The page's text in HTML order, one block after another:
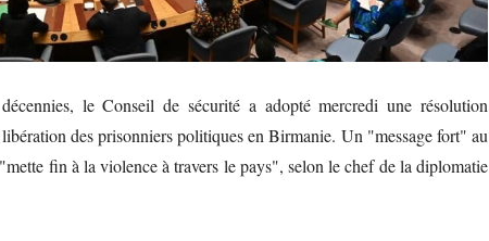
le Conseil de sécurité a adopté mercredi une résolution
des prisonniers politiques en Birmanie. Un "message fort" au
fin à la violence à travers le pays", selon le chef de la diplomatie